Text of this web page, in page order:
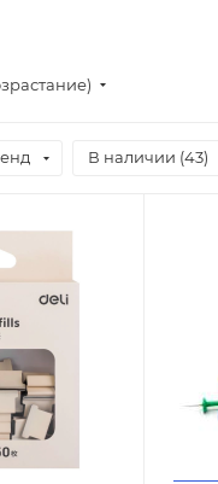
В наличии (43)